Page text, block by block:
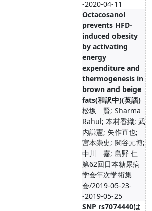
-2020-04-11
Octacosanol
prevents HFD-
induced obesity
by activating
energy
expenditure and
thermogenesis in
brown and beige
fats(和訳中)(英語)
松坂 賢; Sharma
Rahul; 本村香織; 武
内謙憲; 矢作直也;
宮本崇史; 関谷元博;
中川 嘉; 島野 仁
第62回日本糖尿病
学会年次学術集
会/2019-05-23-
-2019-05-25
SNP rs7074440は